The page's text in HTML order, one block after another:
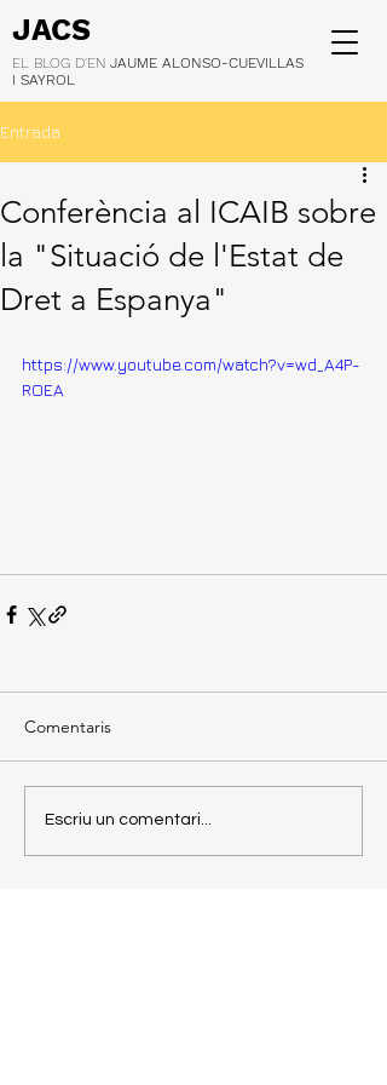
JACS
EL BLOG D'EN JAUME ALONSO-CUEVILLAS
I SAYROL
Entrada
Conferència al ICAIB sobre
la "Situació de l'Estat de
Dret a Espanya"
https://www.youtube.com/watch?v=wd_A4P-
ROEA
Comentaris
Escriu un comentari...